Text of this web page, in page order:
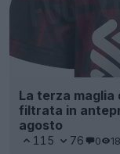
La terza
filtrata in
agosto
115 76 0